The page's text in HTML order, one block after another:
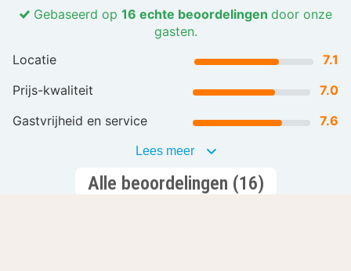
Gebaseerd op 16 echte beoordelingen door onze
gasten.
Locatie
7.1
Prijs-kwaliteit
7.0
Gastvrijheid en service
7.6
Lees meer
Alle beoordelingen (16)